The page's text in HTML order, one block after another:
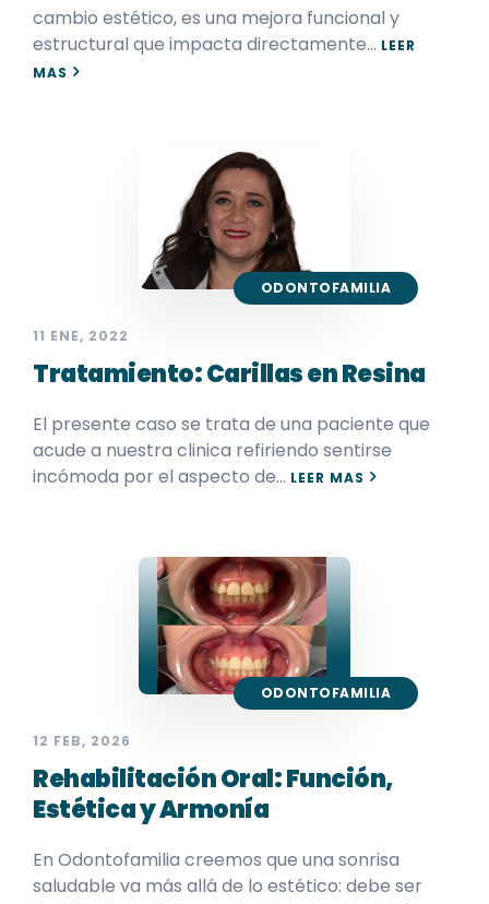
cambio estético, es una mejora funcional y
estructural que impacta directamente… LEER
MAS
ODONTOFAMILIA
11 ENE, 2022
Tratamiento: Carillas en Resina
El presente caso se trata de una paciente que
acude a nuestra clinica refiriendo sentirse
incómoda por el aspecto de… LEER MAS
ODONTOFAMILIA
12 FEB, 2026
Rehabilitación Oral: Función,
Estética y Armonía
En Odontofamilia creemos que una sonrisa
saludable va más allá de lo estético: debe ser